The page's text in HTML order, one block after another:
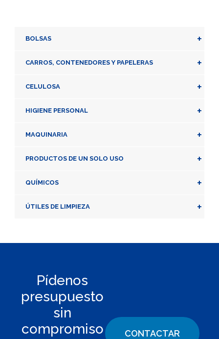
+
BOLSAS
+
CARROS, CONTENEDORES Y PAPELERAS
+
CELULOSA
+
HIGIENE PERSONAL
+
MAQUINARIA
+
PRODUCTOS DE UN SOLO USO
+
QUÍMICOS
+
ÚTILES DE LIMPIEZA
Pídenos
presupuesto
sin
compromiso
CONTACTAR